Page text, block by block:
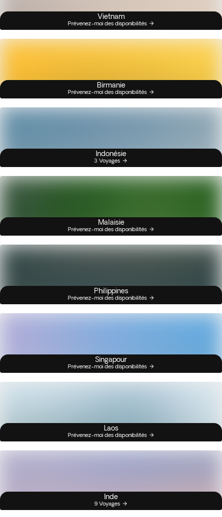
Vietnam
Prévenez-moi des disponibilités
Birmanie
Prévenez-moi des disponibilités
Indonésie
3 Voyages
Malaisie
Prévenez-moi des disponibilités
Philippines
Prévenez-moi des disponibilités
Singapour
Prévenez-moi des disponibilités
Laos
Prévenez-moi des disponibilités
Inde
9 Voyages